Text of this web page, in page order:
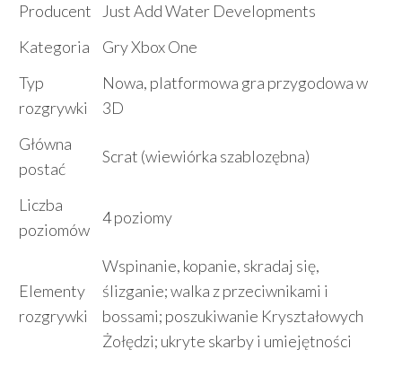
Producent
Just Add Water Developments
Kategoria
Gry Xbox One
Typ
rozgrywki
Nowa, platformowa gra przygodowa w
3D
Główna
postać
Scrat (wiewiórka szablozębna)
Liczba
poziomów
4 poziomy
Elementy
rozgrywki
Wspinanie, kopanie, skradaj się,
ślizganie; walka z przeciwnikami i
bossami; poszukiwanie Kryształowych
Żołędzi; ukryte skarby i umiejętności